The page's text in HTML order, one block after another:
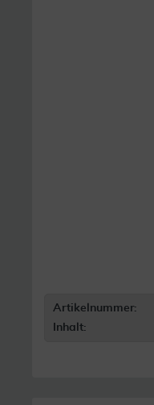
Artikelnummer:
Inhalt: